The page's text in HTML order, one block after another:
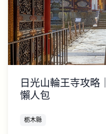
日光山輪王寺攻略
懶人包
栃木縣